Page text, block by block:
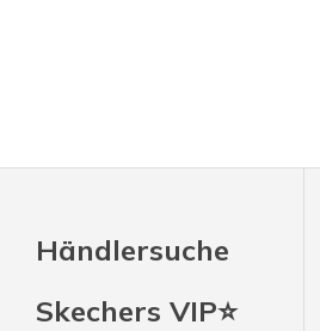
Händlersuche
Skechers VIP⭐